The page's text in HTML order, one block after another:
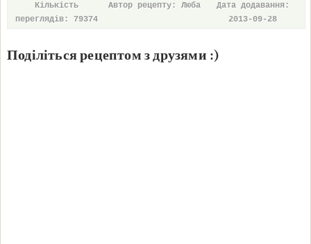
Кількість
переглядів: 79374
Автор рецепту: Люба
Дата додавання:
2013-09-28
Поділіться рецептом з друзями :)